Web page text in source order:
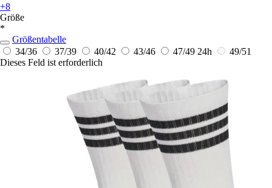
+8
Größe
*
Größentabelle
34/36
37/39 40/42 43/46 47/49 24h
49/51
Dieses Feld ist erforderlich